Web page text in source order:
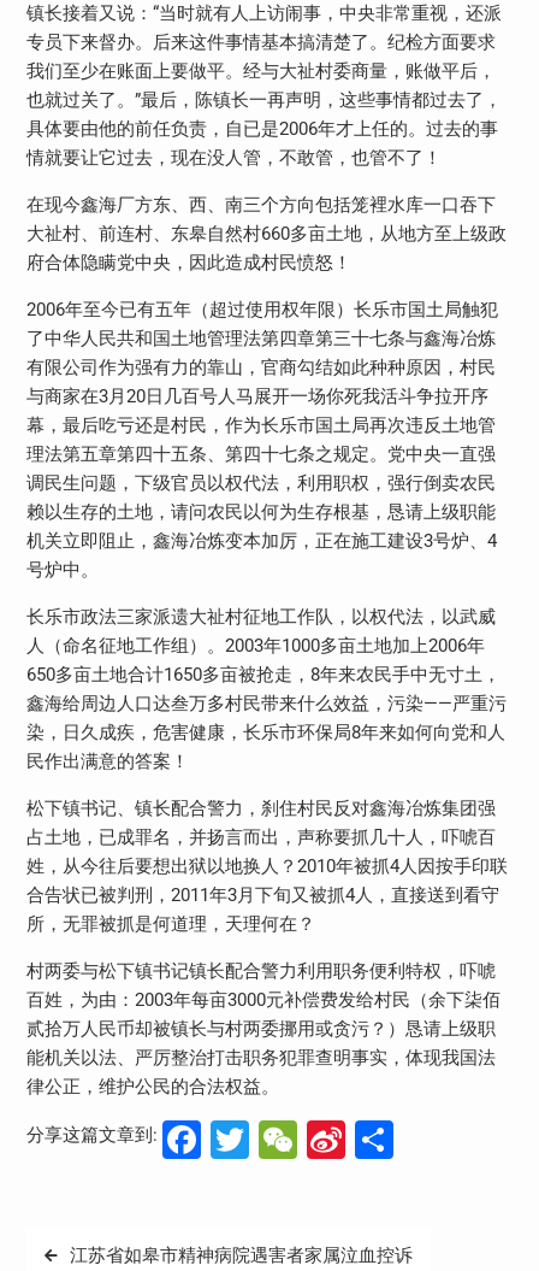
镇长接着又说：“当时就有人上访闹事，中央非常重视，还派
专员下来督办。后来这件事情基本搞清楚了。纪检方面要求
我们至少在账面上要做平。经与大祉村委商量，账做平后，
也就过关了。”最后，陈镇长一再声明，这些事情都过去了，
具体要由他的前任负责，自已是2006年才上任的。过去的事
情就要让它过去，现在没人管，不敢管，也管不了！
在现今鑫海厂方东、西、南三个方向包括笼裡水库一口吞下
大祉村、前连村、东皋自然村660多亩土地，从地方至上级政
府合体隐瞒党中央，因此造成村民愤怒！
2006年至今已有五年（超过使用权年限）长乐市国土局触犯
了中华人民共和国土地管理法第四章第三十七条与鑫海冶炼
有限公司作为强有力的靠山，官商勾结如此种种原因，村民
与商家在3月20日几百号人马展开一场你死我活斗争拉开序
幕，最后吃亏还是村民，作为长乐市国土局再次违反土地管
理法第五章第四十五条、第四十七条之规定。党中央一直强
调民生问题，下级官员以权代法，利用职权，强行倒卖农民
赖以生存的土地，请问农民以何为生存根基，恳请上级职能
机关立即阻止，鑫海冶炼变本加厉，正在施工建设3号炉、4
号炉中。
长乐市政法三家派遗大祉村征地工作队，以权代法，以武威
人（命名征地工作组）。2003年1000多亩土地加上2006年
650多亩土地合计1650多亩被抢走，8年来农民手中无寸土，
鑫海给周边人口达叁万多村民带来什么效益，污染——严重污
染，日久成疾，危害健康，长乐市环保局8年来如何向党和人
民作出满意的答案！
松下镇书记、镇长配合警力，刹住村民反对鑫海冶炼集团强
占土地，已成罪名，并扬言而出，声称要抓几十人，吓唬百
姓，从今往后要想出狱以地换人？2010年被抓4人因按手印联
合告状已被判刑，2011年3月下旬又被抓4人，直接送到看守
所，无罪被抓是何道理，天理何在？
村两委与松下镇书记镇长配合警力利用职务便利特权，吓唬
百姓，为由：2003年每亩3000元补偿费发给村民（余下柒佰
贰拾万人民币却被镇长与村两委挪用或贪污？）恳请上级职
能机关以法、严厉整治打击职务犯罪查明事实，体现我国法
律公正，维护公民的合法权益。
分享这篇文章到: Facebook
Twitter
WeChat
Sina分
文
江苏省如皋市精神病院遇害者家属泣血控诉